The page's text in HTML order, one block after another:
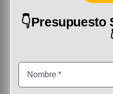
👇Presupuesto